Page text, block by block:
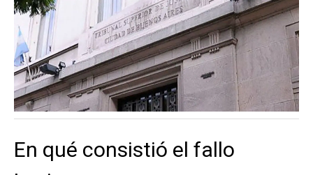
En qué consistió el fallo